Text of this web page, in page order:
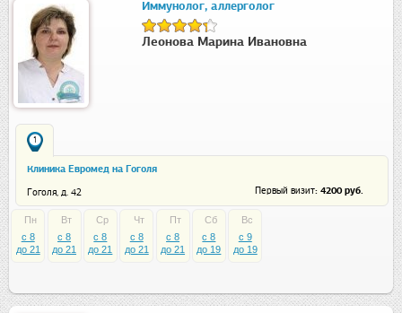
Иммунолог, аллерголог
Леонова Марина Ивановна
1
Клиника Евромед на Гоголя
Гоголя, д. 42 Первый визит: 4200 руб.
Пн
c 8
до 21
Вт
c 8
до 21
Ср
c 8
до 21
Чт
c 8
до 21
Пт
c 8
до 21
Сб
c 8
до 19
Вс
c 9
до 19